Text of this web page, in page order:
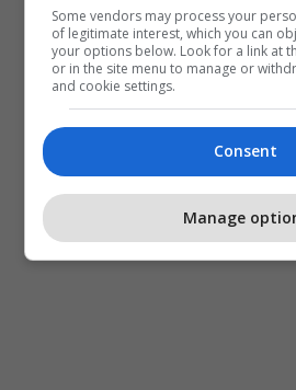
Some vendors may process your
of legitimate interest, which you can
your options below. Look for a link at
or in the site menu to manage or
and cookie settings.
Consent
Manage